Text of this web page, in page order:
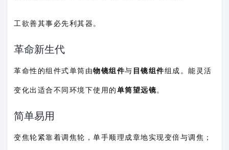
工欲善其事必先利其器。
革命新生代
革命性的组件式单筒由物镜组件与 目镜组件组成。能灵活
变化出适合不同环境下使用的单筒望远镜。
简单易用
变焦轮紧靠着调焦轮，单手顺理成章地实现变倍与调焦；